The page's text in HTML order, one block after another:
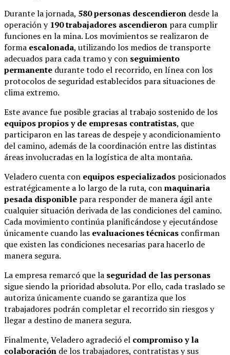
Durante la jornada, 580 personas descendieron desde la
operación y 190 trabajadores ascendieron para cumplir
funciones en la mina. Los movimientos se realizaron de
forma escalonada, utilizando los medios de transporte
adecuados para cada tramo y con seguimiento
permanente durante todo el recorrido, en línea con los
protocolos de seguridad establecidos para situaciones de
clima extremo.
Este avance fue posible gracias al trabajo sostenido de los
equipos propios y de empresas contratistas, que
participaron en las tareas de despeje y acondicionamiento
del camino, además de la coordinación entre las distintas
áreas involucradas en la logística de alta montaña.
Veladero cuenta con equipos especializados posicionados
estratégicamente a lo largo de la ruta, conmaquinaria
pesada disponible para responder de manera ágil ante
cualquier situación derivada de las condiciones del camino.
Cada movimiento continúa planificándose y ejecutándose
únicamente cuando las evaluaciones técnicas confirman
que existen las condiciones necesarias para hacerlo de
manera segura.
La empresa remarcó que la seguridad de las personas
sigue siendo la prioridad absoluta. Por ello, cada traslado se
autoriza únicamente cuando se garantiza que los
trabajadores podrán completar el recorrido sin riesgos y
llegar a destino de manera segura.
Finalmente, Veladero agradeció el compromiso y la
colaboración de los trabajadores, contratistas y sus